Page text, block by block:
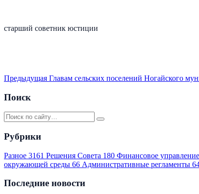
старший советник юстиции
Предыдущая Главам сельских поселений Ногайского
Поиск
Рубрики
Разное 3161 Решения Совета 180 Финансовое управление
окружающей среды 66 Административные регламенты
Последние новости